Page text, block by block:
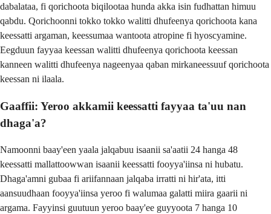
dabalataa, fi qorichoota biqilootaa hunda akka isin fudhattan himuu
qabdu. Qorichoonni tokko tokko walitti dhufeenya qorichoota kana
keessatti argaman, keessumaa wantoota atropine fi hyoscyamine.
Eegduun fayyaa keessan walitti dhufeenya qorichoota keessan
kanneen walitti dhufeenya nageenyaa qaban mirkaneessuuf qorichoota
keessan ni ilaala.
Gaaffii: Yeroo akkamii keessatti fayyaa ta'uu nan
dhaga'a?
Namoonni baay'een yaala jalqabuu isaanii sa'aatii 24 hanga 48
keessatti mallattoowwan isaanii keessatti fooyya'iinsa ni hubatu.
Dhaga'amni gubaa fi ariifannaan jalqaba irratti ni hir'ata, itti
aansuudhaan fooyya'iinsa yeroo fi walumaa galatti miira gaarii ni
argama. Fayyinsi guutuun yeroo baay'ee guyyoota 7 hanga 10